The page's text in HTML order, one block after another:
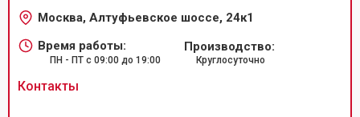
Москва, Алтуфьевское шоссе, 24к1
Время работы:
ПН - ПТ с 09:00 до 19:00
Производство:
Круглосуточно
Контакты